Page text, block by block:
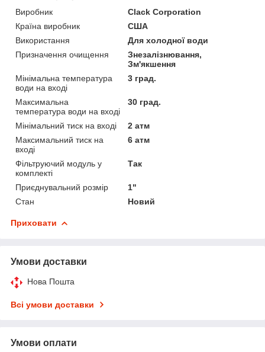
Виробник
Clack Corporation
Країна виробник
США
Використання
Для холодної води
Призначення очищення
Знезалізнювання,
Зм'якшення
Мінімальна температура
води на вході
3 град.
Максимальна
температура води на вході
30 град.
Мінімальний тиск на вході
2 атм
Максимальний тиск на
вході
6 атм
Фільтруючий модуль у
комплекті
Так
Приєднувальний розмір
1"
Стан
Новий
Приховати
Умови доставки
Нова Пошта
Всі умови доставки
Умови оплати